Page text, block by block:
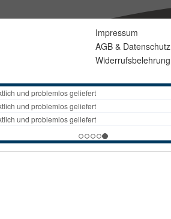
Impressum
AGB & Datenschutz
Widerrufsbelehrung